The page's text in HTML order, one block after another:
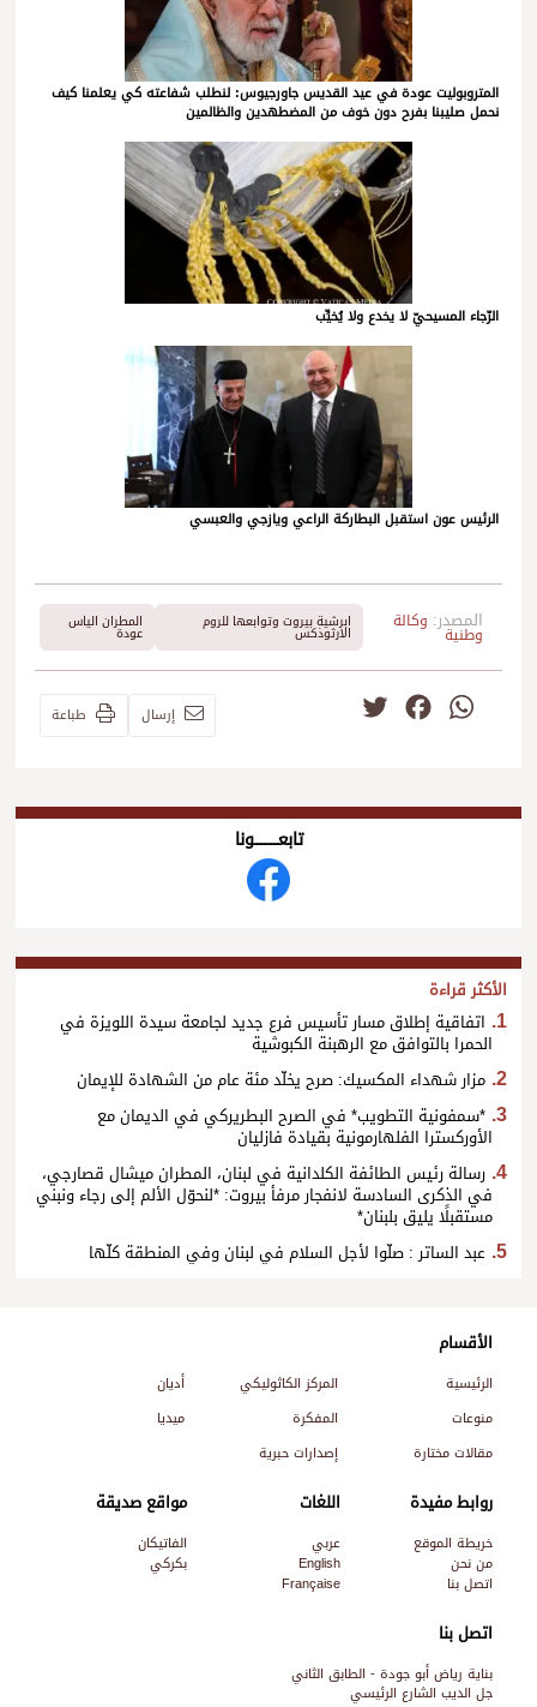
المتروبوليت عودة في عيد القديس جاورجيوس: لنطلب شفاعته كي يعلمنا كيف
نحمل صليبنا بفرح دون خوف من المضطهدين والظالمين
الرّجاء المسيحيّ لا يخدع ولا يُخيِّب
الرئيس عون استقبل البطاركة الراعي ويازجي والعبسي
المصدر: وكالة
وطنية
ابرشية بيروت وتوابعها للروم
الارثوذكس
المطران الياس
عودة
WhatsApp
Facebook إرسال طباعة
تابعــــــــــونا
الأكثر قراءة
اتفاقية إطلاق مسار تأسيس فرع جديد لجامعة سيدة اللويزة في
الحمرا بالتوافق مع الرهبنة الكبوشية
مزار شهداء المكسيك: صرح يخلّد مئة عام من الشهادة للإيمان
*سمفونية التطويب* في الصرح البطريركي في الديمان مع
الأوركسترا الفلهارمونية بقيادة فازليان
رسالة رئيس الطائفة الكلدانية في لبنان، المطران ميشال قصارجي،
في الذكرى السادسة لانفجار مرفأ بيروت: *لنحوّل الألم إلى رجاء ونبني
مستقبلًا يليق بلبنان*
عبد الساتر : صلّوا لأجل السلام في لبنان وفي المنطقة كلّها
اتصل بنا
بناية رياض أبو جودة - الطابق الثاني
جل الديب الشارع الرئيسي
الأقسام
الرئيسية المركز الكاثوليكي
أديان
منوعات
المفكرة
ميديا
مقالات مختارة
إصدارات حبرية
روابط مفيدة
خريطة الموقع
من نحن
اتصل بنا
اللغات
عربي
English
Française
مواقع صديقة
الفاتيكان
بكركي